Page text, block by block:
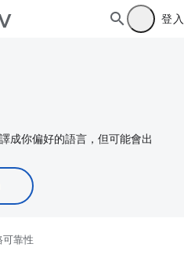
登入
成你偏好的語言，但可能會出
可靠性